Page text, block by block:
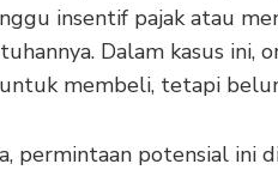
insentif pajak atau
Dalam kasus ini,
membeli, tetapi
permintaan potensial ini